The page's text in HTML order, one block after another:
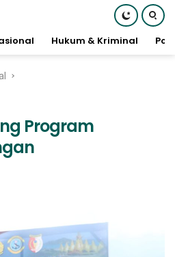
Hukum & Kriminal
Program